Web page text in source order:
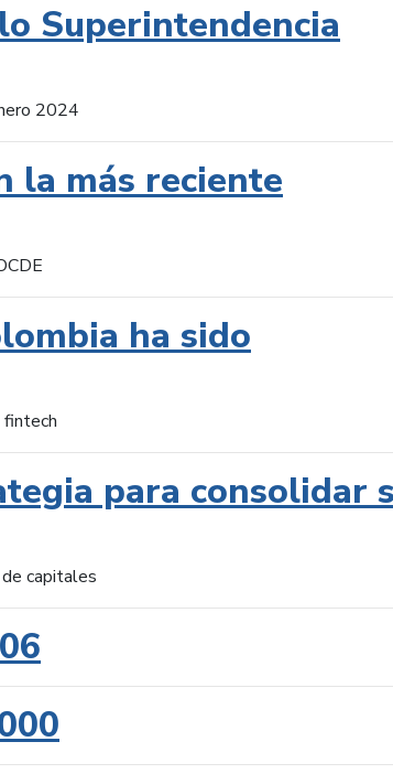
Superintendencia
2024
la más reciente
ha sido
fintech
para consolidar
capitales